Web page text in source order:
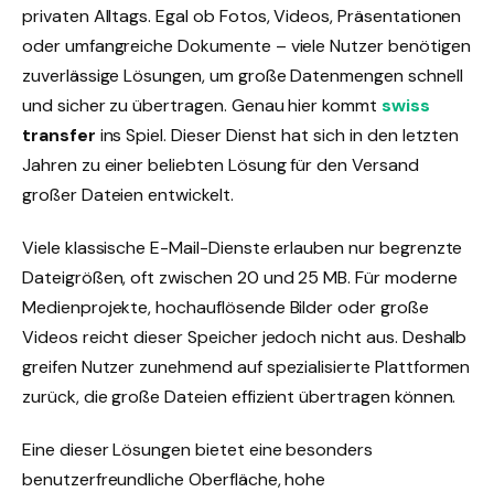
privaten Alltags. Egal ob Fotos, Videos, Präsentationen
oder umfangreiche Dokumente – viele Nutzer benötigen
zuverlässige Lösungen, um große Datenmengen schnell
und sicher zu übertragen. Genau hier kommt swiss
transfer ins Spiel. Dieser Dienst hat sich in den letzten
Jahren zu einer beliebten Lösung für den Versand
großer Dateien entwickelt.
Viele klassische E-Mail-Dienste erlauben nur begrenzte
Dateigrößen, oft zwischen 20 und 25 MB. Für moderne
Medienprojekte, hochauflösende Bilder oder große
Videos reicht dieser Speicher jedoch nicht aus. Deshalb
greifen Nutzer zunehmend auf spezialisierte Plattformen
zurück, die große Dateien effizient übertragen können.
Eine dieser Lösungen bietet eine besonders
benutzerfreundliche Oberfläche, hohe